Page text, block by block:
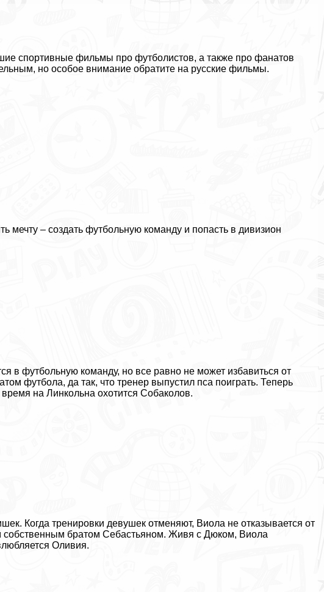
спортивные фильмы про футболистов, а также про фанатов
но особое внимание обратите на русские фильмы.
мечту – создать футбольную комaнду и попасть в дивизион
в футбольную комaнду, но все равно не может избавиться от
футбола, да так, что тренер выпустил пса поиграть. Теперь
на Линкольна охотится Собаколов.
Когда тренировки дeвyшек отменяют, Виола не отказывается от
собственным братом Себастьяном. Живя с Дюком, Виола
Оливия.